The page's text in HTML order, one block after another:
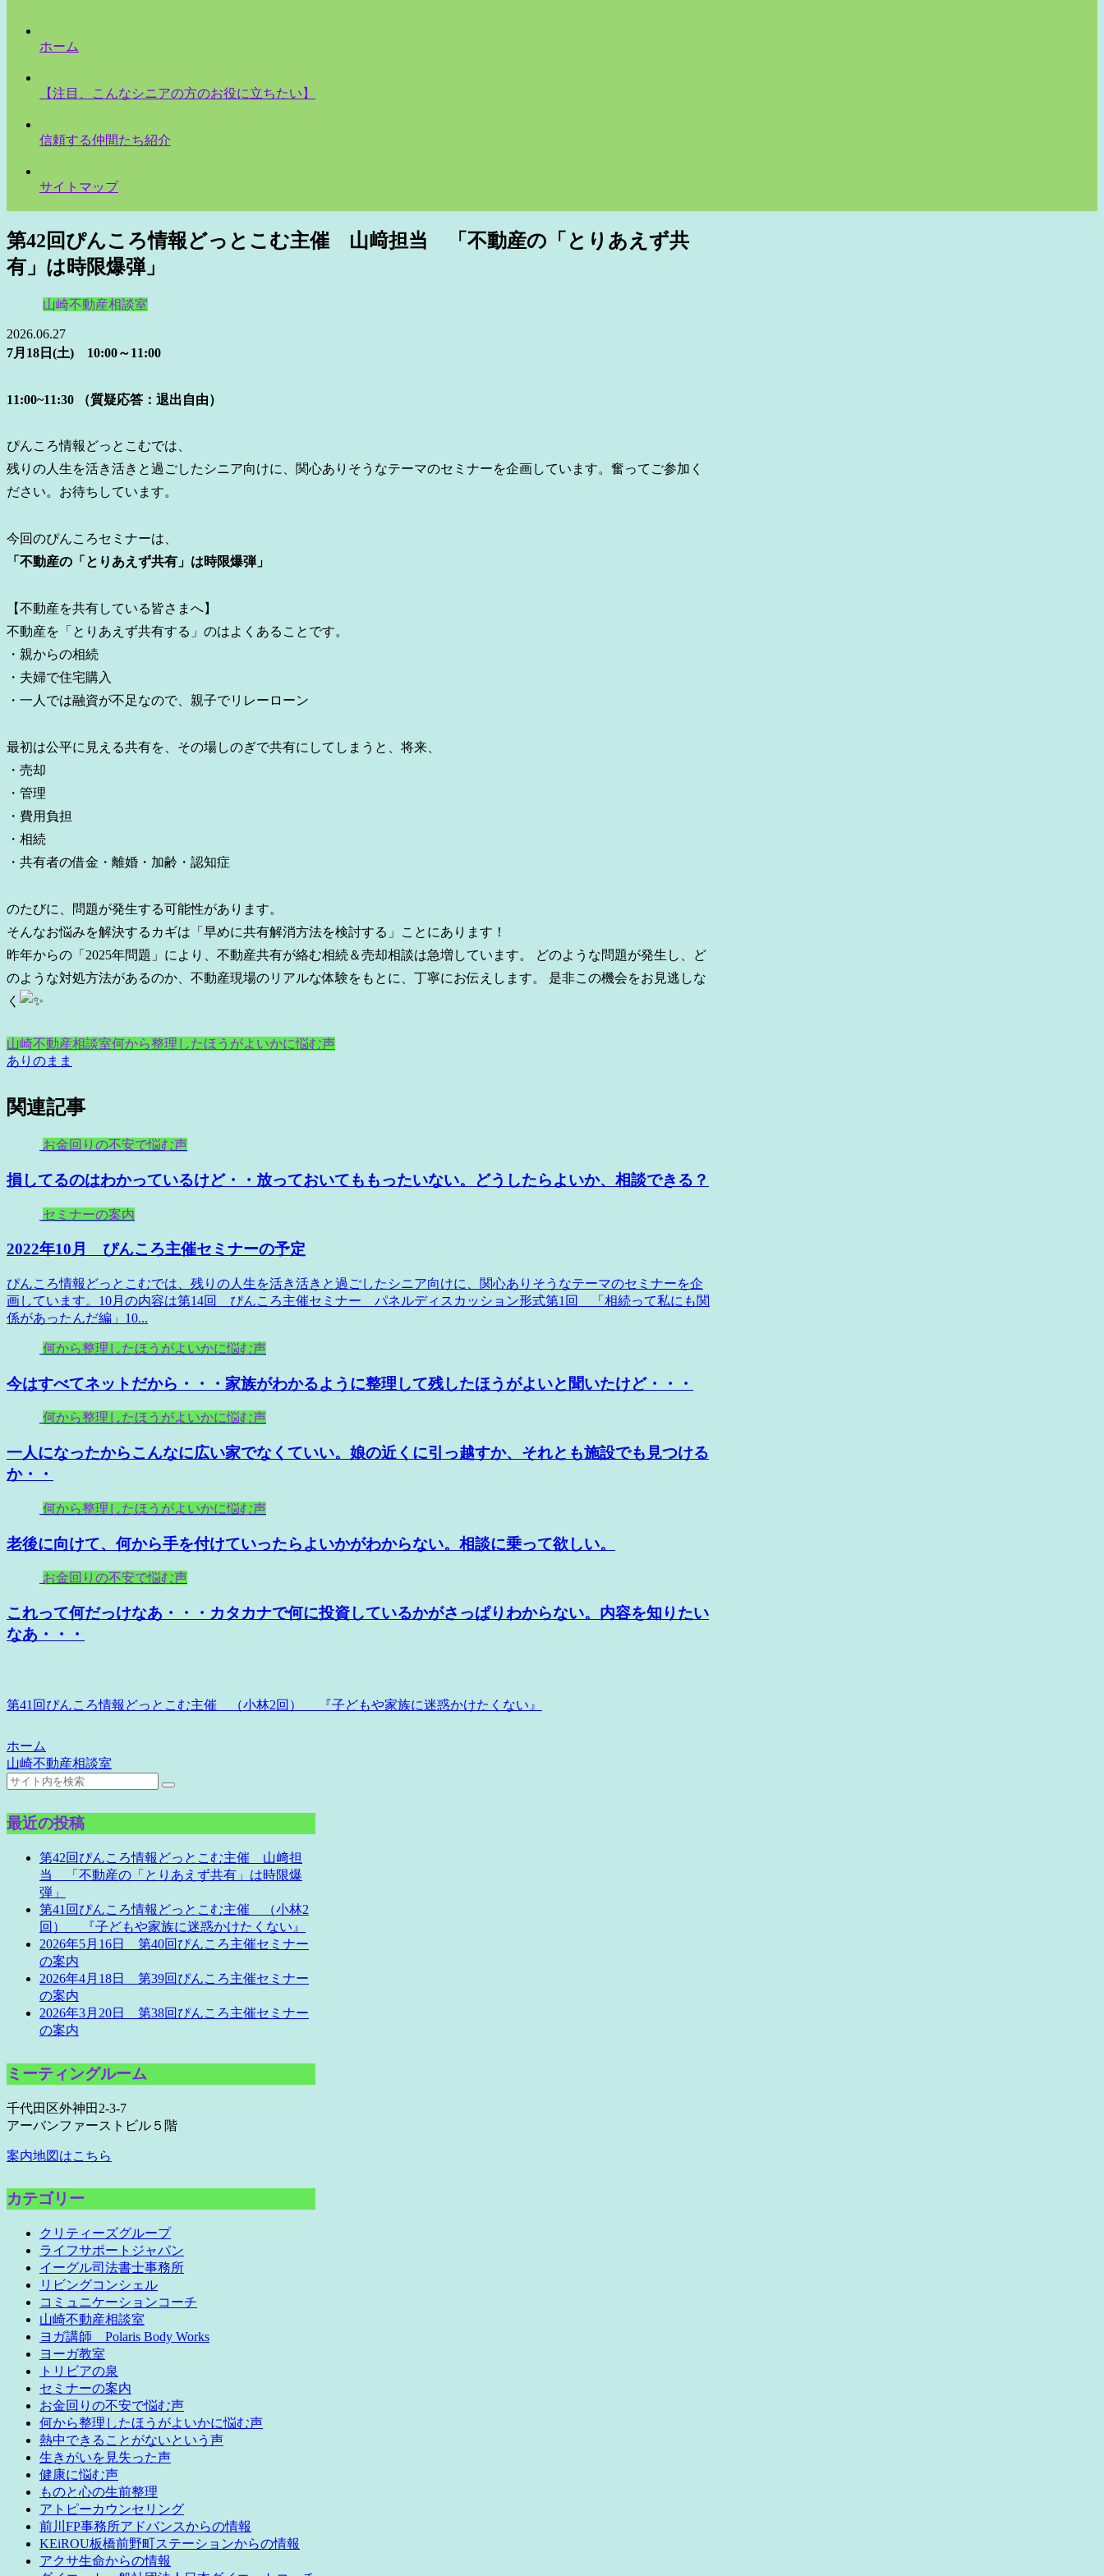
ホーム
【注目、こんなシニアの方のお役に立ちたい】
信頼する仲間たち紹介
サイトマップ
第42回ぴんころ情報どっとこむ主催 山﨑担当 「不動産の「とりあえず共
有」は時限爆弾」
山崎不動産相談室
2026.06.27
7月18日(土) 10:00～11:00
11:00~11:30 （質疑応答：退出自由）
ぴんころ情報どっとこむでは、
残りの人生を活き活きと過ごしたシニア向けに、関心ありそうなテーマのセミナーを企画しています。奮ってご参加く
ださい。お待ちしています。
今回のぴんころセミナーは、
「不動産の「とりあえず共有」は時限爆弾」
【不動産を共有している皆さまへ】
不動産を「とりあえず共有する」のはよくあることです。
・親からの相続
・夫婦で住宅購入
・一人では融資が不足なので、親子でリレーローン
最初は公平に見える共有を、その場しのぎで共有にしてしまうと、将来、
・売却
・管理
・費用負担
・相続
・共有者の借金・離婚・加齢・認知症
のたびに、問題が発生する可能性があります。
そんなお悩みを解決するカギは「早めに共有解消方法を検討する」ことにあります！
昨年からの「2025年問題」により、不動産共有が絡む相続＆売却相談は急増しています。 どのような問題が発生し、ど
のような対処方法があるのか、不動産現場のリアルな体験をもとに、丁寧にお伝えします。 是非この機会をお見逃しな
く
山崎不動産相談室何から整理したほうがよいかに悩む声
ありのまま
関連記事
お金回りの不安で悩む声
損してるのはわかっているけど・・放っておいてももったいない。どうしたらよいか、相談できる？
セミナーの案内
2022年10月 ぴんころ主催セミナーの予定
ぴんころ情報どっとこむでは、残りの人生を活き活きと過ごしたシニア向けに、関心ありそうなテーマのセミナーを企
画しています。10月の内容は第14回 ぴんころ主催セミナー パネルディスカッション形式第1回 「相続って私にも関
係があったんだ編」10...
何から整理したほうがよいかに悩む声
今はすべてネットだから・・・家族がわかるように整理して残したほうがよいと聞いたけど・・・
何から整理したほうがよいかに悩む声
一人になったからこんなに広い家でなくていい。娘の近くに引っ越すか、それとも施設でも見つける
か・・
何から整理したほうがよいかに悩む声
老後に向けて、何から手を付けていったらよいかがわからない。相談に乗って欲しい。
お金回りの不安で悩む声
これって何だっけなあ・・・カタカナで何に投資しているかがさっぱりわからない。内容を知りたい
なあ・・・
第41回ぴんころ情報どっとこむ主催 （小林2回） 『子どもや家族に迷惑かけたくない』
ホーム
山崎不動産相談室
最近の投稿
第42回ぴんころ情報どっとこむ主催 山﨑担
当 「不動産の「とりあえず共有」は時限爆
弾」
第41回ぴんころ情報どっとこむ主催 （小林2
回） 『子どもや家族に迷惑かけたくない』
2026年5月16日 第40回ぴんころ主催セミナー
の案内
2026年4月18日 第39回ぴんころ主催セミナー
の案内
2026年3月20日 第38回ぴんころ主催セミナー
の案内
ミーティングルーム
千代田区外神田2-3-7
アーバンファーストビル５階
案内地図はこちら
カテゴリー
クリティーズグループ
ライフサポートジャパン
イーグル司法書士事務所
リビングコンシェル
コミュニケーションコーチ
山崎不動産相談室
ヨガ講師 Polaris Body Works
ヨーガ教室
トリビアの泉
セミナーの案内
お金回りの不安で悩む声
何から整理したほうがよいかに悩む声
熱中できることがないという声
生きがいを見失った声
健康に悩む声
ものと心の生前整理
アトピーカウンセリング
前川FP事務所アドバンスからの情報
KEiROU板橋前野町ステーションからの情報
アクサ生命からの情報